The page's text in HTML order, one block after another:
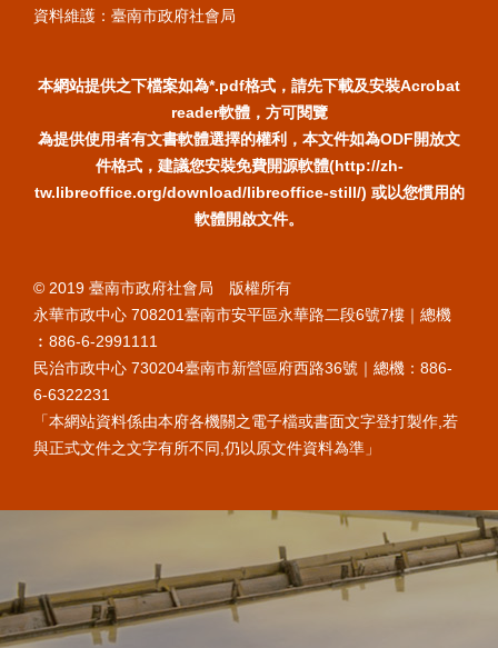
資料維護：臺南市政府社會局
本網站提供之下檔案如為*.pdf格式，請先下載及安裝Acrobat
reader軟體，方可閱覽
為提供使用者有文書軟體選擇的權利，本文件如為ODF開放文
件格式，建議您安裝免費開源軟體(http://zh-
tw.libreoffice.org/download/libreoffice-still/) 或以您慣用的
軟體開啟文件。
© 2019 臺南市政府社會局 版權所有
永華市政中心 708201臺南市安平區永華路二段6號7樓｜總機
︰886-6-2991111
民治市政中心 730204臺南市新營區府西路36號｜總機：886-
6-6322231
「本網站資料係由本府各機關之電子檔或書面文字登打製作,若
與正式文件之文字有所不同,仍以原文件資料為準」